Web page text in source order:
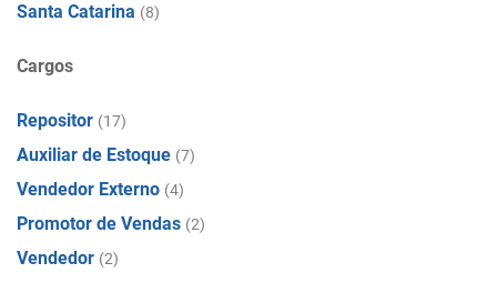
Santa Catarina (8)
Cargos
Repositor (17)
Auxiliar de Estoque (7)
Vendedor Externo (4)
Promotor de Vendas (2)
Vendedor (2)